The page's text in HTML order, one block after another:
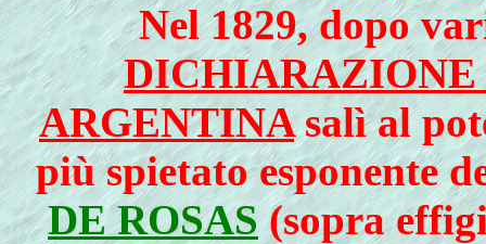
Nel 1829, dopo
ARGENTINAsalì al
più spietato esponente
DE ROSAS (sopra